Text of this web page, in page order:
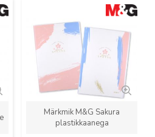
Märkmik M&G Sakura
plastikkaanega